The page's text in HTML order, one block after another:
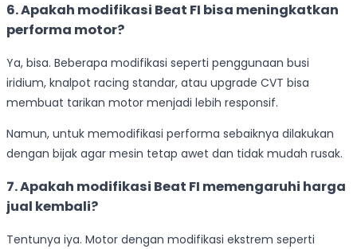
6. Apakah modifikasi Beat FI bisa meningkatkan
performa motor?
Ya, bisa. Beberapa modifikasi seperti penggunaan busi
iridium, knalpot racing standar, atau upgrade CVT bisa
membuat tarikan motor menjadi lebih responsif.
Namun, untuk memodifikasi performa sebaiknya dilakukan
dengan bijak agar mesin tetap awet dan tidak mudah rusak.
7. Apakah modifikasi Beat FI memengaruhi harga
jual kembali?
Tentunya iya. Motor dengan modifikasi ekstrem seperti